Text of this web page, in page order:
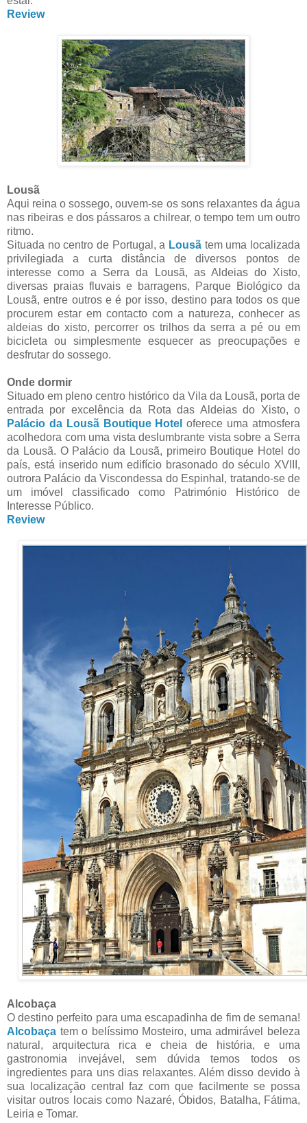
Review
Lousã
Aqui reina o sossego, ouvem-se os sons relaxantes da água
nas ribeiras e dos pássaros a chilrear, o tempo tem um outro
ritmo.
Situada no centro de Portugal, a Lousã tem uma localizada
privilegiada a curta distância de diversos pontos de
interesse como a Serra da Lousã, as Aldeias do Xisto,
diversas praias fluvais e barragens, Parque Biológico da
Lousã, entre outros e é por isso, destino para todos os que
procurem estar em contacto com a natureza, conhecer as
aldeias do xisto, percorrer os trilhos da serra a pé ou em
bicicleta ou simplesmente esquecer as preocupações e
desfrutar do sossego.
Onde dormir
Situado em pleno centro histórico da Vila da Lousã, porta de
entrada por excelência da Rota das Aldeias do Xisto, o
Palácio da Lousã Boutique Hotel
oferece uma atmosfera
acolhedora com uma vista deslumbrante vista sobre a Serra
da Lousã. O Palácio da Lousã, primeiro Boutique Hotel do
país, está inserido num edifício brasonado do século XVIII,
outrora Palácio da Viscondessa do Espinhal, tratando-se de
um imóvel classificado como Património Histórico de
Interesse Público.
Review
Alcobaça
O destino perfeito para uma escapadinha de fim de semana!
Alcobaça tem o belíssimo Mosteiro, uma admirável beleza
natural, arquitectura rica e cheia de história, e uma
gastronomia invejável, sem dúvida temos todos os
ingredientes para uns dias relaxantes. Além disso devido à
sua localização central faz com que facilmente se possa
visitar outros locais como Nazaré, Óbidos, Batalha, Fátima,
Leiria e Tomar.